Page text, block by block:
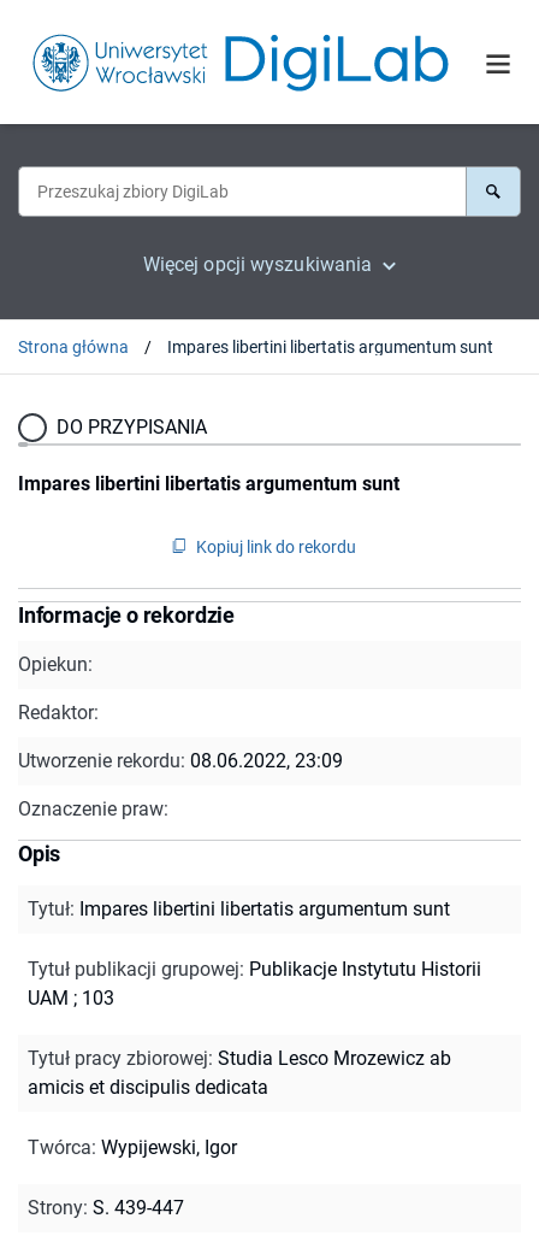
Więcej opcji wyszukiwania
Strona główna Impares libertini libertatis argumentum sunt
DO PRZYPISANIA
Impares libertini libertatis argumentum sunt
Kopiuj link do rekordu
Informacje o rekordzie
Opiekun:
Redaktor:
Utworzenie rekordu: 08.06.2022, 23:09
Oznaczenie praw:
Opis
Tytuł: Impares libertini libertatis argumentum sunt
Tytuł publikacji grupowej: Publikacje Instytutu Historii
UAM ; 103
Tytuł pracy zbiorowej: Studia Lesco Mrozewicz ab
amicis et discipulis dedicata
Twórca: Wypijewski, Igor
Strony: S. 439-447